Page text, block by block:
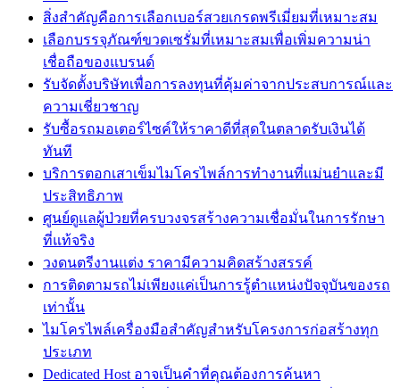
สิ่งสำคัญคือการเลือกเบอร์สวยเกรดพรีเมี่ยมที่เหมาะสม
เลือกบรรจุภัณฑ์ขวดเซรั่มที่เหมาะสมเพื่อเพิ่มความน่า
เชื่อถือของแบรนด์
รับจัดตั้งบริษัทเพื่อการลงทุนที่คุ้มค่าจากประสบการณ์และ
ความเชี่ยวชาญ
รับซื้อรถมอเตอร์ไซค์ให้ราคาดีที่สุดในตลาดรับเงินได้
ทันที
บริการตอกเสาเข็มไมโครไพล์การทำงานที่แม่นยำและมี
ประสิทธิภาพ
ศูนย์ดูแลผู้ป่วยที่ครบวงจรสร้างความเชื่อมั่นในการรักษา
ที่แท้จริง
วงดนตรีงานแต่ง ราคามีความคิดสร้างสรรค์
การติดตามรถไม่เพียงแค่เป็นการรู้ตำแหน่งปัจจุบันของรถ
เท่านั้น
ไมโครไพล์เครื่องมือสำคัญสำหรับโครงการก่อสร้างทุก
ประเภท
Dedicated Host อาจเป็นคำที่คุณต้องการค้นหา